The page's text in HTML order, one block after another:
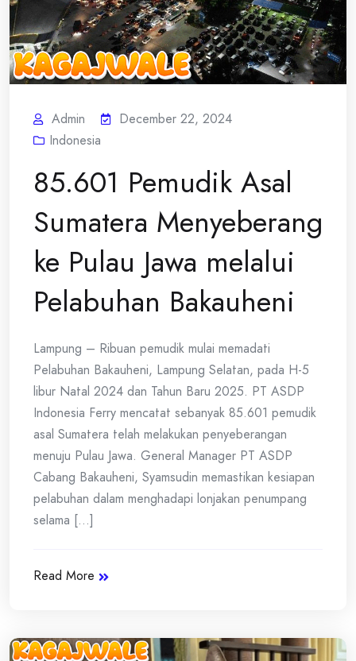
Admin
December 22, 2024
Indonesia
85.601 Pemudik Asal
Sumatera Menyeberang
ke Pulau Jawa melalui
Pelabuhan Bakauheni
Lampung – Ribuan pemudik mulai memadati
Pelabuhan Bakauheni, Lampung Selatan, pada H-5
libur Natal 2024 dan Tahun Baru 2025. PT ASDP
Indonesia Ferry mencatat sebanyak 85.601 pemudik
asal Sumatera telah melakukan penyeberangan
menuju Pulau Jawa. General Manager PT ASDP
Cabang Bakauheni, Syamsudin memastikan kesiapan
pelabuhan dalam menghadapi lonjakan penumpang
selama [...]
Read More